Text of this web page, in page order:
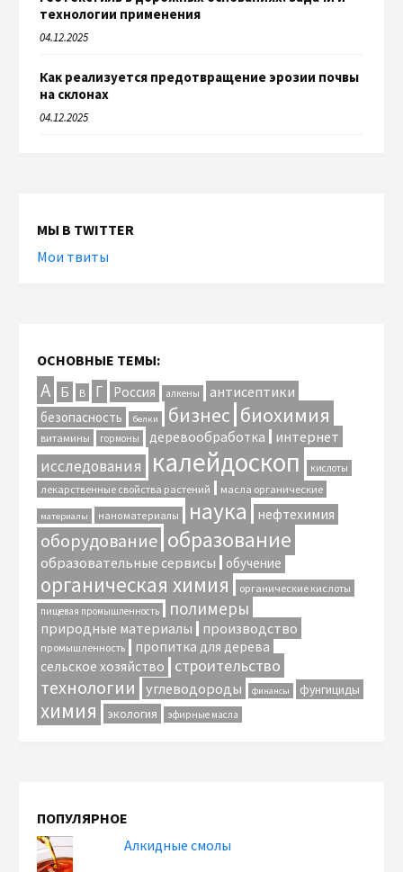
технологии применения
04.12.2025
Как реализуется предотвращение эрозии почвы
на склонах
04.12.2025
МЫ В TWITTER
Мои твиты
ОСНОВНЫЕ ТЕМЫ:
А Б В Г Россия алкены антисептики
безопасность белки бизнес биохимия
витамины гормоны деревообработка интернет
исследования калейдоскоп кислоты
лекарственные свойства растений масла органические
материалы наноматериалы наука нефтехимия
оборудование образование
образовательные сервисы обучение
органическая химия органические кислоты
пищевая промышленность полимеры
природные материалы производство
промышленность
пропитка для дерева
сельское хозяйство
строительство
технологии углеводороды финансы фунгициды
химия экология эфирные масла
ПОПУЛЯРНОЕ
Алкидные смолы